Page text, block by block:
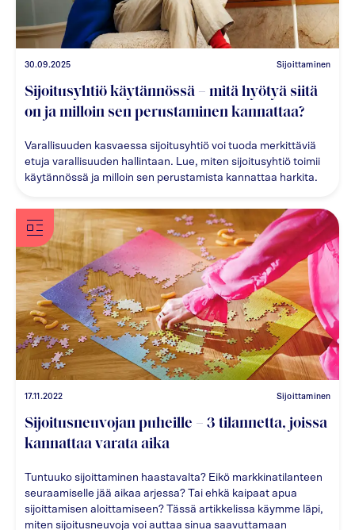
30.09.2025 Sijoittaminen
Sijoitusyhtiö käytännössä – mitä hyötyä siitä
on ja milloin sen perustaminen kannattaa?
Varallisuuden kasvaessa sijoitusyhtiö voi tuoda merkittäviä
etuja varallisuuden hallintaan. Lue, miten sijoitusyhtiö toimii
käytännössä ja milloin sen perustamista kannattaa harkita.
17.11.2022 Sijoittaminen
Sijoitusneuvojan puheille – 3 tilannetta, joissa
kannattaa varata aika
Tuntuuko sijoittaminen haastavalta? Eikö markkinatilanteen
seuraamiselle jää aikaa arjessa? Tai ehkä kaipaat apua
sijoittamisen aloittamiseen? Tässä artikkelissa käymme läpi,
miten sijoitusneuvoja voi auttaa sinua saavuttamaan